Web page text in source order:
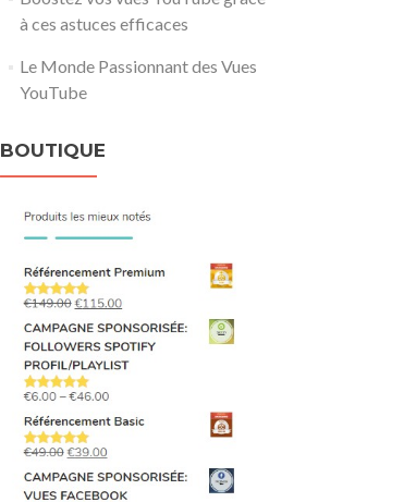
à ces astuces efficaces
Le Monde Passionnant des Vues
YouTube
BOUTIQUE